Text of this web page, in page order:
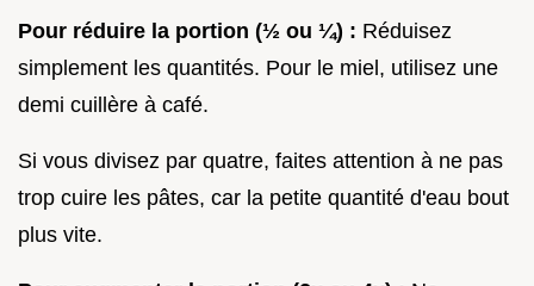
Pour réduire la portion (½ ou ¼) : Réduisez
simplement les quantités. Pour le miel, utilisez une
demi cuillère à café.
Si vous divisez par quatre, faites attention à ne pas
trop cuire les pâtes, car la petite quantité d'eau bout
plus vite.